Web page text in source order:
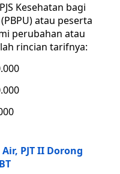
Kesehatan bagi
atau peserta
perubahan atau
rincian tarifnya:
PJT II Dorong